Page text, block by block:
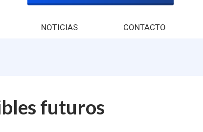
NOTICIAS CONTACTO
futuros